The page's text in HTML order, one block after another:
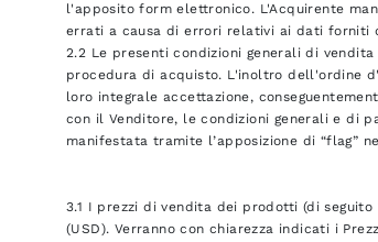
l'apposito form elettronico. L'Acquirente
errati a causa di errori relativi ai dati forniti
2.2 Le presenti condizioni generali di
procedura di acquisto. L'inoltro dell'ordine
loro integrale accettazione,
con il Venditore, le condizioni generali e di
manifestata tramite l’apposizione di “flag”
3.1 I prezzi di vendita dei prodotti (di
(USD). Verranno con chiarezza indicati i